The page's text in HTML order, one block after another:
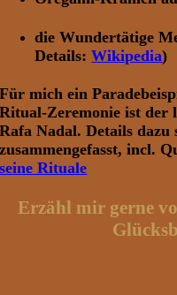
die Wundertätige
Details:Wikipedia)
Für mich ein
Ritual-Zeremonie ist der
Rafa Nadal. Details dazu
zusammengefasst, incl.
seine Rituale
Erzähl mir gerne